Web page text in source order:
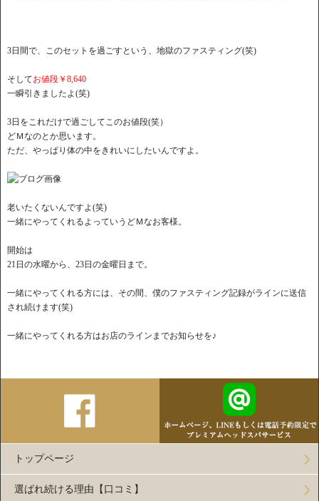
3日間で、このセットを過ごすという、地獄のファスティング(笑)
そしてお値段￥8,640
一瞬引きましたよ(笑)
3日をこれだけで過ごしてこのお値段(笑）
どＭなのとか思います。
ただ、やっぱり体の中をきれいにしたいんですよ。
老いたくないんですよ(笑)
一緒にやってくれるよっていうどＭなお客様。
開始は
21日の水曜から、23日の金曜日まで。
一緒にやってくれる方には、その間、僕のファスティング記録がラインに送信
され続けます(笑)
一緒にやってくれる方はお店のラインまでお知らせを♪
トップページ
選ばれ続ける理由【口コミ】